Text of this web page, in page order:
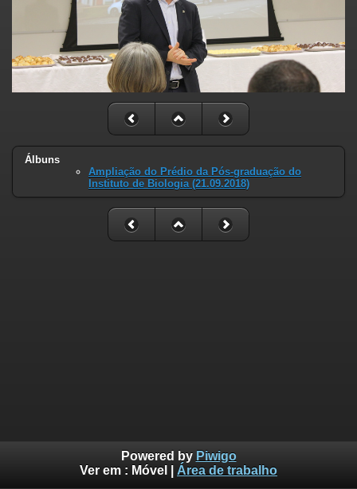
Álbuns
Ampliação do Prédio da Pós-graduação do
Instituto de Biologia (21.09.2018)
Powered by Piwigo
Ver em : Móvel Área de trabalho